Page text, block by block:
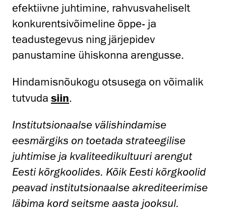
efektiivne juhtimine, rahvusvaheliselt
konkurentsivõimeline õppe- ja
teadustegevus ning järjepidev
panustamine ühiskonna arengusse.
Hindamisnõukogu otsusega on võimalik
tutvuda siin.
Institutsionaalse välishindamise
eesmärgiks on toetada strateegilise
juhtimise ja kvaliteedikultuuri arengut
Eesti kõrgkoolides. Kõik Eesti kõrgkoolid
peavad institutsionaalse akrediteerimise
läbima kord seitsme aasta jooksul.